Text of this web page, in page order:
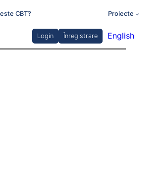
CBT? Proiecte
Login Înregistrare English